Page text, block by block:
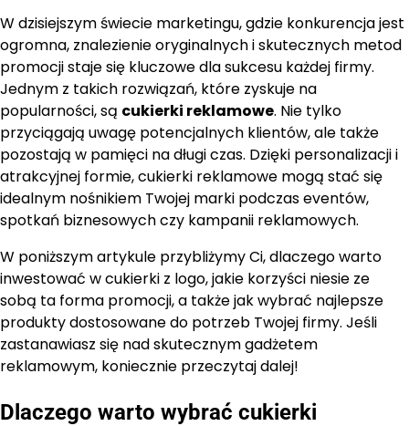
W dzisiejszym świecie marketingu, gdzie konkurencja jest
ogromna, znalezienie oryginalnych i skutecznych metod
promocji staje się kluczowe dla sukcesu każdej firmy.
Jednym z takich rozwiązań, które zyskuje na
popularności, są cukierki reklamowe. Nie tylko
przyciągają uwagę potencjalnych klientów, ale także
pozostają w pamięci na długi czas. Dzięki personalizacji i
atrakcyjnej formie, cukierki reklamowe mogą stać się
idealnym nośnikiem Twojej marki podczas eventów,
spotkań biznesowych czy kampanii reklamowych.
W poniższym artykule przybliżymy Ci, dlaczego warto
inwestować w cukierki z logo, jakie korzyści niesie ze
sobą ta forma promocji, a także jak wybrać najlepsze
produkty dostosowane do potrzeb Twojej firmy. Jeśli
zastanawiasz się nad skutecznym gadżetem
reklamowym, koniecznie przeczytaj dalej!
Dlaczego warto wybrać cukierki